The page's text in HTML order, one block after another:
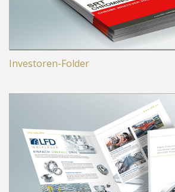
Investoren-Folder